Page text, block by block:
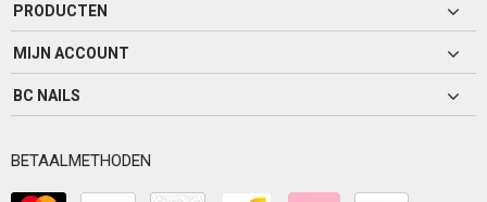
PRODUCTEN
MIJN ACCOUNT
BC NAILS
BETAALMETHODEN